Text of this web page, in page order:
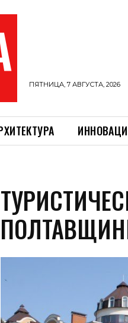
ПЯТНИЦА, 7 АВГУСТА, 2026